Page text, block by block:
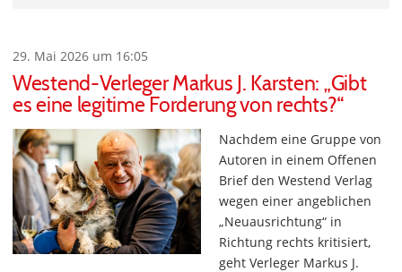
29. Mai 2026 um 16:05
Westend-Verleger Markus J. Karsten: „Gibt
es eine legitime Forderung von rechts?“
Nachdem eine Gruppe von
Autoren in einem Offenen
Brief den Westend Verlag
wegen einer angeblichen
„Neuausrichtung“ in
Richtung rechts kritisiert,
geht Verleger Markus J.